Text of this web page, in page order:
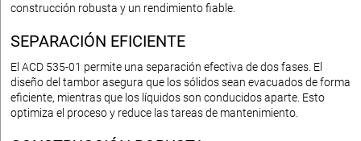
construcción robusta y un rendimiento fiable.
SEPARACIÓN EFICIENTE
El ACD 535-01 permite una separación efectiva de dos fases. El
diseño del tambor asegura que los sólidos sean evacuados de forma
eficiente, mientras que los líquidos son conducidos aparte. Esto
optimiza el proceso y reduce las tareas de mantenimiento.